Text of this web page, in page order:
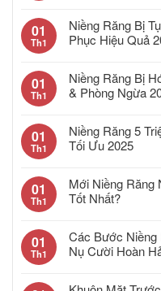
01
Th1
Niềng Răng Bị
Phục Hiệu Quả
01
Th1
Niềng Răng Bị
& Phòng Ngừa
01
Th1
Niềng Răng 5
Tối Ưu 2025
01
Th1
Mới Niềng
Tốt Nhất?
01
Th1
Các Bước Niềng
Nụ Cười Hoàn